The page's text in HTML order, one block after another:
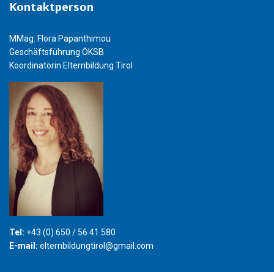
Kontaktperson
MMag. Flora Papanthimou
Geschäftsführung ÖKSB
Koordinatorin Elternbildung Tirol
Tel: +43 (0) 650 / 56 41 580
E-mail: elternbildungtirol@gmail.com